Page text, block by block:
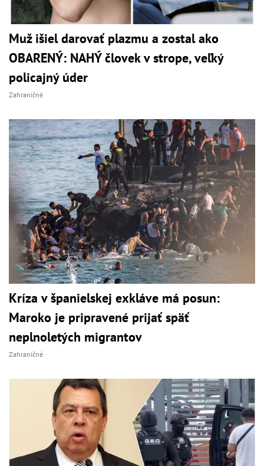
Muž išiel darovať plazmu a zostal ako
OBARENÝ: NAHÝ človek v strope, veľký
policajný úder
Zahraničné
Kríza v španielskej exkláve má posun:
Maroko je pripravené prijať späť
neplnoletých migrantov
Zahraničné